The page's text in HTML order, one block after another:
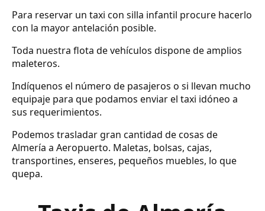
Para reservar un taxi con silla infantil procure hacerlo
con la mayor antelación posible.
Toda nuestra flota de vehículos dispone de amplios
maleteros.
Indíquenos el número de pasajeros o si llevan mucho
equipaje para que podamos enviar el taxi idóneo a
sus requerimientos.
Podemos trasladar gran cantidad de cosas de
Almería a Aeropuerto. Maletas, bolsas, cajas,
transportines, enseres, pequeños muebles, lo que
quepa.